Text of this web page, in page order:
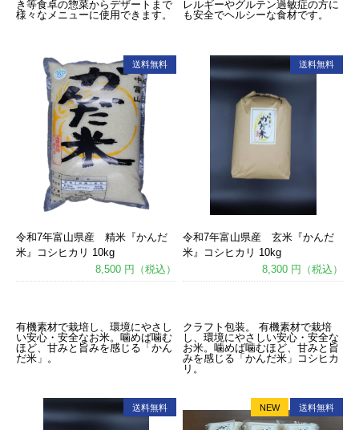
き等食卓の惣菜からデザートまで
様々なメニューに使用できます。
レルギーやグルテン過敏症の方に
も安全でヘルシーな食材です。
送料無料
令和7年富山県産 精米『かんだ
米』コシヒカリ 10kg
8,500 円（税込）
有機素材で栽培し、環境にやさし
い安心・安全なお米。噛めば噛む
ほど、甘みと旨みを感じる「かん
だ米」。
送料無料
令和7年富山県産 玄米『かんだ
米』コシヒカリ 10kg
8,300 円（税込）
クラフト包装。 有機素材で栽培
し、環境にやさしい安心・安全な
お米。噛めば噛むほど、甘みと旨
みを感じる「かんだ米」コシヒカ
リ。
送料無料 NEW 送料無料